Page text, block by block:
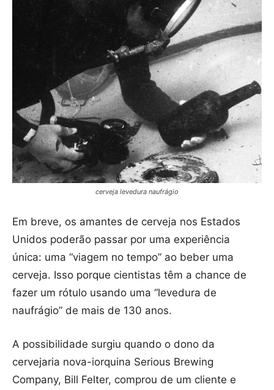
cerveja levedura naufrágio
Em breve, os amantes de cerveja nos Estados
Unidos poderão passar por uma experiência
única: uma “viagem no tempo” ao beber uma
cerveja. Isso porque cientistas têm a chance de
fazer um rótulo usando uma “levedura de
naufrágio” de mais de 130 anos.
A possibilidade surgiu quando o dono da
cervejaria nova-iorquina Serious Brewing
Company, Bill Felter, comprou de um cliente e